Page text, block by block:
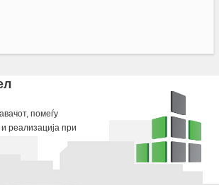
помеѓу
реализација при